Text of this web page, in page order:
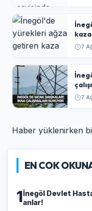
kaza
7
7
Haber yüklenirken
EN COK
1İnegöl Devlet
anlar!